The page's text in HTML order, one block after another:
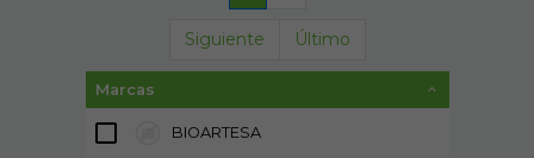
Siguiente Último
Marcas
BIOARTESA